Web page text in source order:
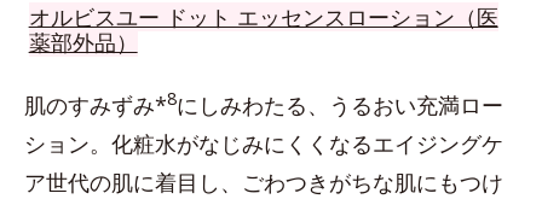
オルビスユー ドット エッセンスローション（医
薬部外品）
肌のすみずみ*8にしみわたる、うるおい充満ロー
ション。化粧水がなじみにくくなるエイジングケ
ア世代の肌に着目し、ごわつきがちな肌にもつけ